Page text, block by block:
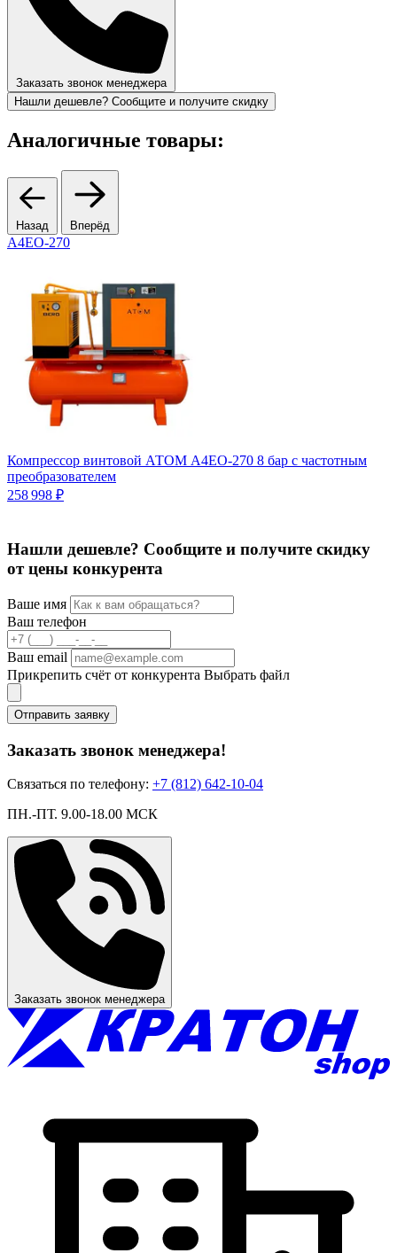
Заказать звонок менеджера
Нашли дешевле? Сообщите и получите скидку
Аналогичные товары:
Назад Вперёд
А4ЕО-270
Компрессор винтовой АТОМ А4ЕО-270 8 бар с частотным
преобразователем
258 998 ₽
Нашли дешевле? Сообщите и получите скидку
от цены конкурента
Ваше имя
Ваш телефон
Ваш email
Прикрепить счёт от конкурента Выбрать файл
Отправить заявку
Заказать звонок менеджера!
Связаться по телефону: +7 (812) 642-10-04
ПН.-ПТ. 9.00-18.00 МСК
Заказать звонок менеджера